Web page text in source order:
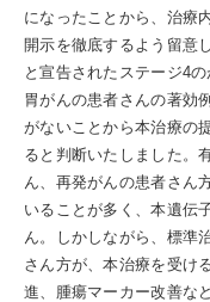
になったことから、治療
開示を徹底するよう留意
と宣告されたステージ4
胃がんの患者さんの著効
がないことから本治療の
ると判断いたしました。
ん、再発がんの患者さん
いることが多く、本遺伝
ん。しかしながら、標準
さん方が、本治療を受け
進、腫瘍マーカー改善な